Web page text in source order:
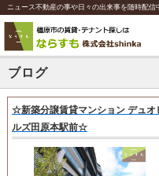
ブログ
☆新築分譲賃貸マンション デュオ
ルズ田原本駅前☆